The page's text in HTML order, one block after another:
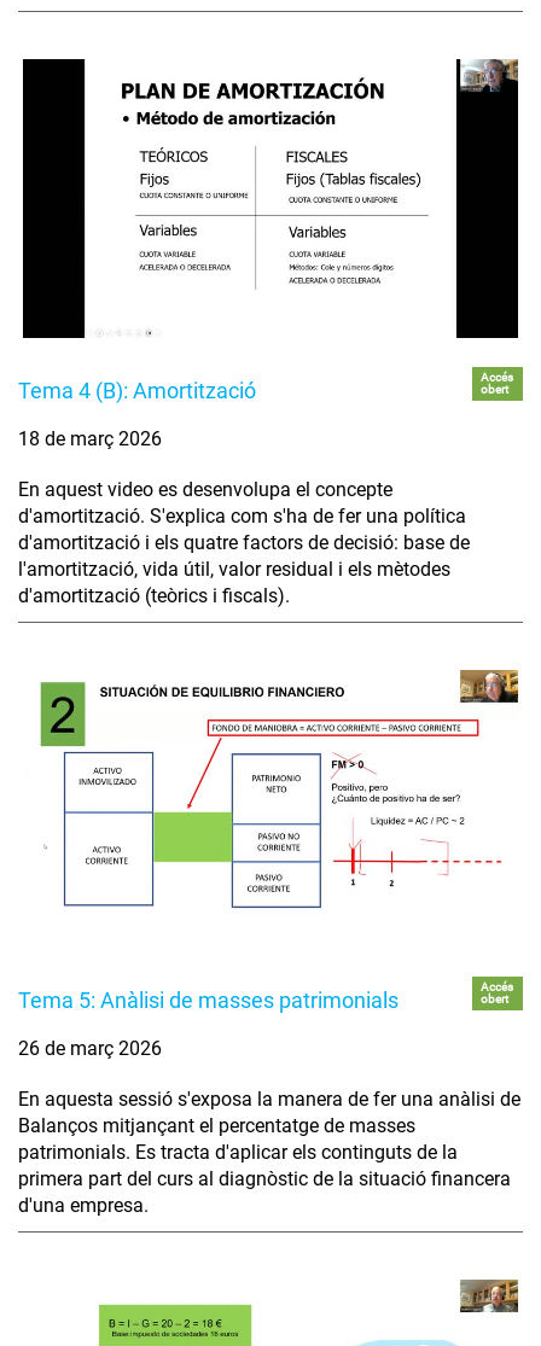
Tema 4 (B): Amortització
Accés
obert
18 de març 2026
En aquest video es desenvolupa el concepte
d'amortització. S'explica com s'ha de fer una política
d'amortització i els quatre factors de decisió: base de
l'amortització, vida útil, valor residual i els mètodes
d'amortització (teòrics i fiscals).
Tema 5: Anàlisi de masses patrimonials
Accés
obert
26 de març 2026
En aquesta sessió s'exposa la manera de fer una anàlisi de
Balanços mitjançant el percentatge de masses
patrimonials. Es tracta d'aplicar els continguts de la
primera part del curs al diagnòstic de la situació financera
d'una empresa.